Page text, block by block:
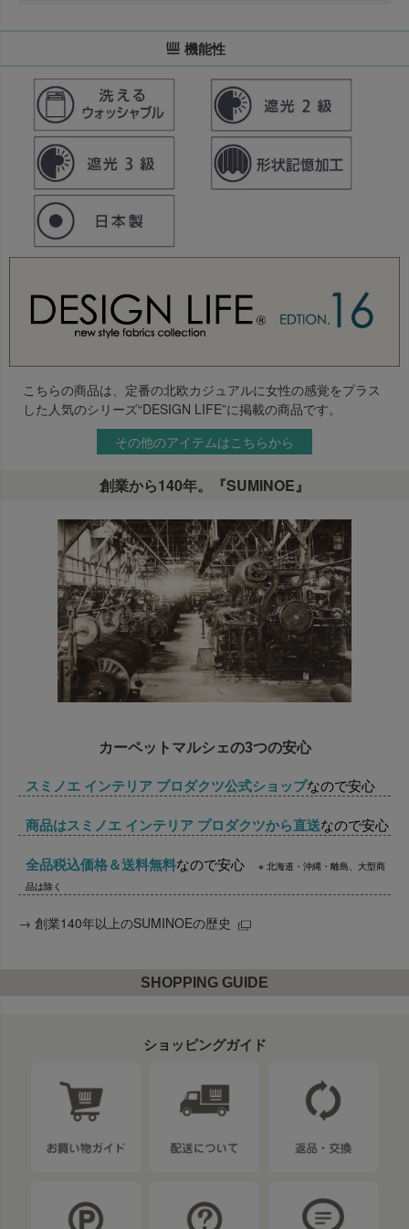
機能性
こちらの商品は、定番の北欧カジュアルに女性の感覚をプラス
した人気のシリーズ“DESIGN LIFE”に掲載の商品です。
その他のアイテムはこちらから
創業から140年。『SUMINOE』
カーペットマルシェの3つの安心
スミノエ インテリア プロダクツ公式ショップなので安心
商品はスミノエ インテリア プロダクツから直送なので安心
全品税込価格＆送料無料なので安心
※ 北海道・沖縄・離島、大型商
品は除く
→ 創業140年以上のSUMINOEの歴史
SHOPPING GUIDE
ショッピングガイド